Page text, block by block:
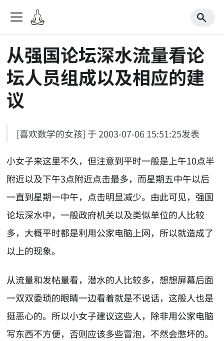
从强国论坛深水流量看论
坛人员组成以及相应的建
议
[喜欢数学的女孩] 于 2003-07-06 15:51:25发表
小女子来这里不久，但注意到平时一般是上午10点半
附近以及下午3点附近点击最多，而星期五中午以后
一直到星期一中午，点击明显减少。由此可见，强国
论坛深水中，一般政府机关以及类似单位的人比较
多，大概平时都是利用公家电脑上网，所以就造成了
以上的现象。
从流量和发帖量看，潜水的人比较多，想想屏幕后面
一双双委琐的眼睛一边看着就是不说话，这般人也是
挺恶心的。所以小女子建议这些人，除非用公家电脑
写东西不方便，否则应该多些冒泡，不然会憋坏的。